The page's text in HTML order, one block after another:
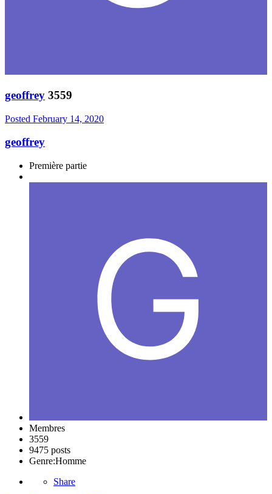
geoffrey 3559
Posted February 14, 2020
geoffrey
Première partie
Membres
3559
9475 posts
Genre:Homme
Share